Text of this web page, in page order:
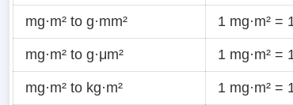
mg·m² to g·mm² 1 mg·m² =
mg·m² to g·μm² 1 mg·m² =
mg·m² to kg·m² 1 mg·m² =